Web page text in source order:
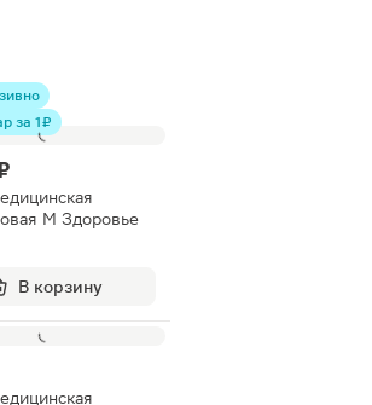
за 1 ₽
М Здоровье
В корзину